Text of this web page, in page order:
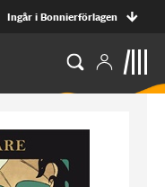
Ingår i Bonnierförlagen